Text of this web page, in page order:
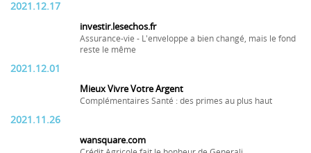
2021.12.17
investir.lesechos.fr
Assurance-vie - L'enveloppe a bien changé, mais le fond
reste le même
2021.12.01
Mieux Vivre Votre Argent
Complémentaires Santé : des primes au plus haut
2021.11.26
wansquare.com